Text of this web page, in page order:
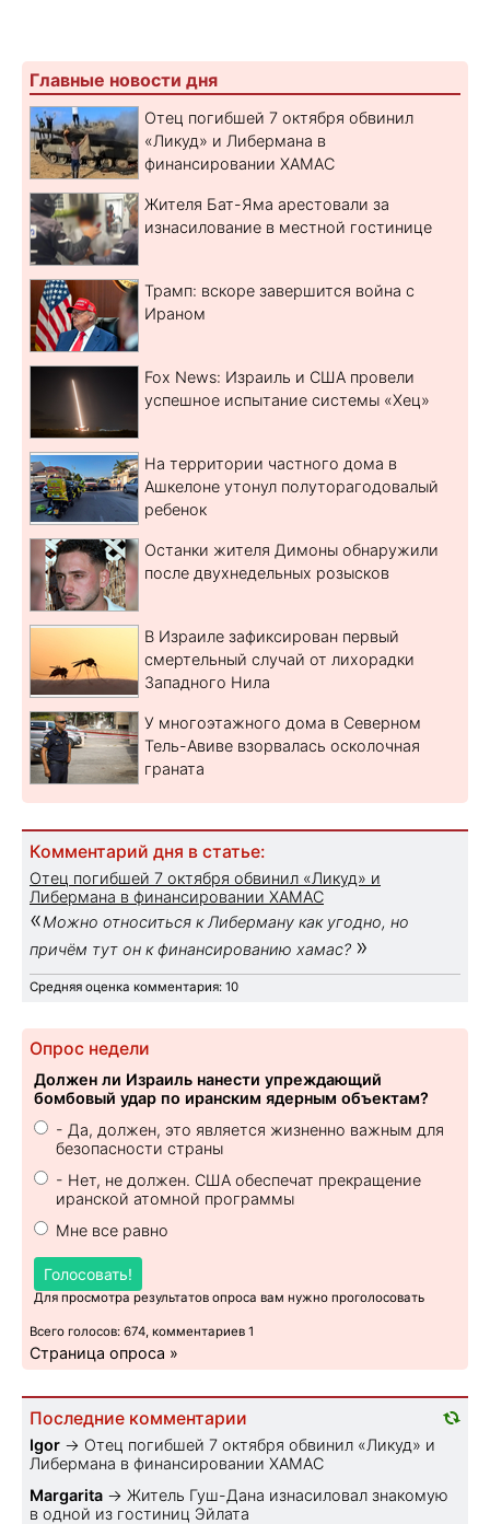
Главные новости дня
Отец погибшей 7 октября обвинил
«Ликуд» и Либермана в
финансировании ХАМАС
Жителя Бат-Яма арестовали за
изнасилование в местной гостинице
Трамп: вскоре завершится война с
Ираном
Fox News: Израиль и США провели
успешное испытание системы «Хец»
На территории частного дома в
Ашкелоне утонул полуторагодовалый
ребенок
Останки жителя Димоны обнаружили
после двухнедельных розысков
В Израиле зафиксирован первый
смертельный случай от лихорадки
Западного Нила
У многоэтажного дома в Северном
Тель-Авиве взорвалась осколочная
граната
Комментарий дня в статье:
Отец погибшей 7 октября обвинил «Ликуд» и
Либермана в финансировании ХАМАС
«Можно относиться к Либерману как угодно, но
причём тут он к финансированию хамас? »
Средняя оценка комментария: 10
Опрос недели
Должен ли Израиль нанести упреждающий
бомбовый удар по иранским ядерным объектам?
- Да, должен, это является жизненно важным для
безопасности страны
- Нет, не должен. США обеспечат прекращение
иранской атомной программы
Мне все равно
Голосовать!
Для просмотра результатов опроса вам нужно проголосовать
Всего голосов: 674, комментариев 1
Страница опроса »
Последние комментарии
Igor → Отец погибшей 7 октября обвинил «Ликуд» и
Либермана в финансировании ХАМАС
Margarita → Житель Гуш-Дана изнасиловал знакомую
в одной из гостиниц Эйлата